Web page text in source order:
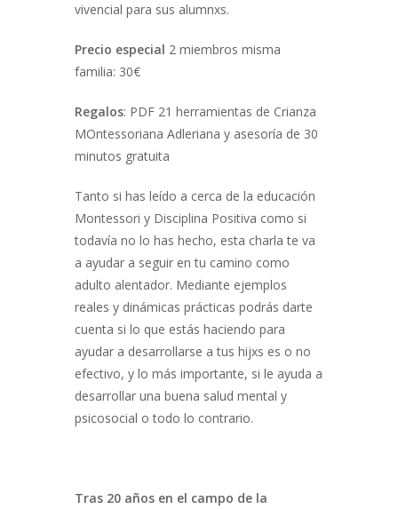
vivencial para sus alumnxs.
Precio especial 2 miembros misma
familia: 30€
Regalos: PDF 21 herramientas de Crianza
MOntessoriana Adleriana y asesoría de 30
minutos gratuita
Tanto si has leído a cerca de la educación
Montessori y Disciplina Positiva como si
todavía no lo has hecho, esta charla te va
a ayudar a seguir en tu camino como
adulto alentador. Mediante ejemplos
reales y dinámicas prácticas podrás darte
cuenta si lo que estás haciendo para
ayudar a desarrollarse a tus hijxs es o no
efectivo, y lo más importante, si le ayuda a
desarrollar una buena salud mental y
psicosocial o todo lo contrario.
Tras 20 años en el campo de la